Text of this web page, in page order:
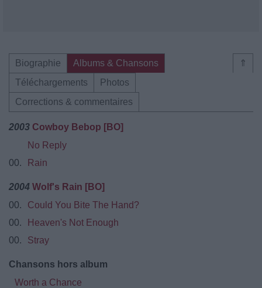
⇑
Biographie
Albums & Chansons
Téléchargements
Photos
Corrections & commentaires
2003 Cowboy Bebop [BO]
No Reply
00.
Rain
2004 Wolf's Rain [BO]
00.
Could You Bite The Hand?
00.
Heaven's Not Enough
00.
Stray
Chansons hors album
Worth a Chance